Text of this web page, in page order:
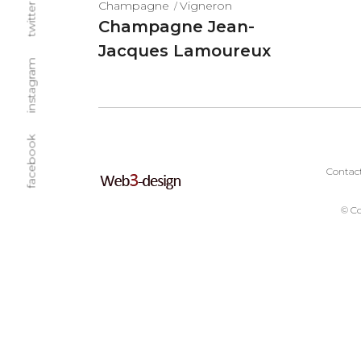
facebook
instagram
twitter Champagne Vigneron
Champagne Jean-
Jacques Lamoureux
©